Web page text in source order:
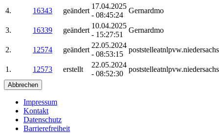
4. 16343 geändert
17.04.2025
- 08:45:24
Gernardmo
3. 16339 geändert
10.04.2025
- 15:27:51
Gernardmo
2. 12574 geändert
22.05.2024
- 08:53:15
1. 12573 erstellt
22.05.2024
- 08:52:30
Abbrechen
Impressum
Kontakt
Datenschutz
Barrierefreiheit